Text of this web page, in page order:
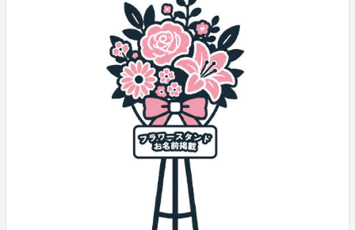
リターン品の発送について
・返礼品は、生誕祭終了後に順次発送させていただきま
・オフイベントに関するご案内は、メッセージにてお送
※申込者様の設定等が原因によるリターン品の不着につ
いては、責任を負いかねます。
※ご支援後のキャンセルおよびご返金は、いかなる理由
があってもお受けできません。あらかじめご了承くださ